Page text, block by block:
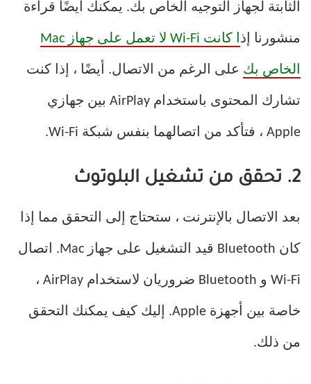
الثابتة لجهاز التوجيه الخاص بك. يمكنك أيضًا قراءة
منشورنا إذ ا كانت Wi-Fi لا تعمل على جهاز Mac
الخاص بك على الرغم من الاتصال. أيضًا ، إذا كنت
تشارك المحتوى باستخدام AirPlay بين جهازي
Apple ، فتأكد من اتصالهما بنفس شبكة Wi-Fi.
2. تحقق من تشغيل البلوتوث
بعد الاتصال بالإنترنت ، ستحتاج إلى التحقق مما إذا
كان Bluetooth قيد التشغيل على جهاز Mac. اتصال
Wi-Fi و Bluetooth ضروريان لاستخدام AirPlay ،
خاصة بين أجهزة Apple. إليك كيف يمكنك التحقق
من ذلك.